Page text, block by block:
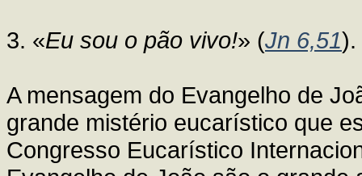
3. «Eu sou o pão vivo!» (Jn 6,51).
A mensagem do Evangelho de
grande mistério eucarístico que
Congresso Eucarístico